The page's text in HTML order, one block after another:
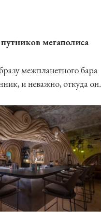
мегаполиса
межпланетного бара
и неважно, откуда он.